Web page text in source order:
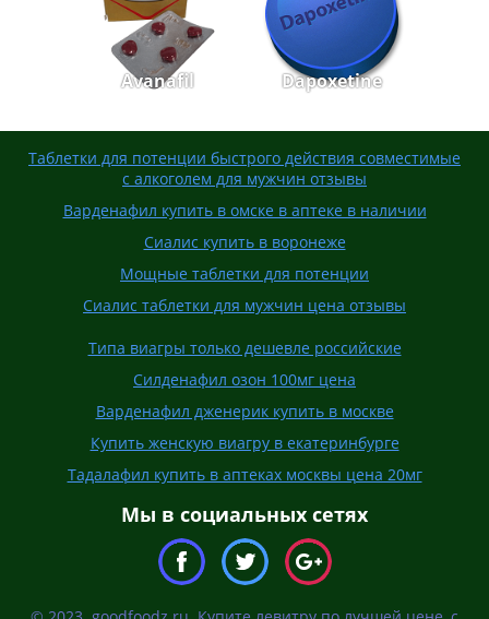
Avanafil Dapoxetine
Таблетки для потенции быстрого действия совместимые
с алкоголем для мужчин отзывы
Варденафил купить в омске в аптеке в наличии
Сиалис купить в воронеже
Мощные таблетки для потенции
Сиалис таблетки для мужчин цена отзывы
Типа виагры только дешевле российские
Силденафил озон 100мг цена
Варденафил дженерик купить в москве
Купить женскую виагру в екатеринбурге
Тадалафил купить в аптеках москвы цена 20мг
Мы в социальных сетях